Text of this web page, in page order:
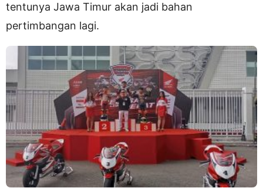
tentunya Jawa Timur akan jadi bahan
pertimbangan lagi.